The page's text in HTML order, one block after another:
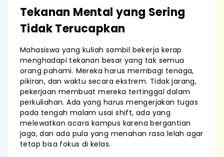
Tekanan Mental yang Sering
Tidak Terucapkan
Mahasiswa yang kuliah sambil bekerja kerap
menghadapi tekanan besar yang tak semua
orang pahami. Mereka harus membagi tenaga,
pikiran, dan waktu secara ekstrem. Tidak jarang,
pekerjaan membuat mereka tertinggal dalam
perkuliahan. Ada yang harus mengerjakan tugas
pada tengah malam usai shift, ada yang
melewatkan acara kampus karena bergantian
jaga, dan ada pula yang menahan rasa lelah agar
tetap bisa fokus di kelas.